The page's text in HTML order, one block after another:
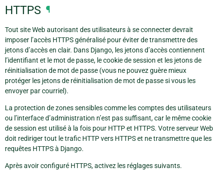
HTTPS ¶
Tout site Web autorisant des utilisateurs à se connecter devrait
imposer l’accès HTTPS généralisé pour éviter de transmettre des
jetons d’accès en clair. Dans Django, les jetons d’accès contiennent
l’identifiant et le mot de passe, le cookie de session et les jetons de
réinitialisation de mot de passe (vous ne pouvez guère mieux
protéger les jetons de réinitialisation de mot de passe si vous les
envoyer par courriel).
La protection de zones sensibles comme les comptes des utilisateurs
ou l’interface d’administration n’est pas suffisant, car le même cookie
de session est utilisé à la fois pour HTTP et HTTPS. Votre serveur Web
doit rediriger tout le trafic HTTP vers HTTPS et ne transmettre que les
requêtes HTTPS à Django.
Après avoir configuré HTTPS, activez les réglages suivants.